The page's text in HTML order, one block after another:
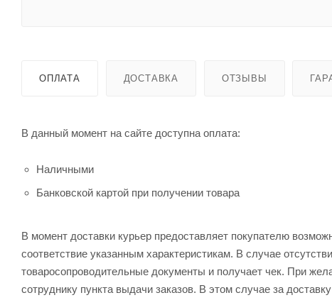
ОПЛАТА ДОСТАВКА ОТЗЫВЫ
В данный момент на сайте доступна оплата:
Наличными
Банковской картой при получении товара
В момент доставки курьер предоставляет покупателю
соответствие указанным характеристикам. В случае
товаросопроводительные документы и получает чек. При
сотруднику пункта выдачи заказов. В этом случае за